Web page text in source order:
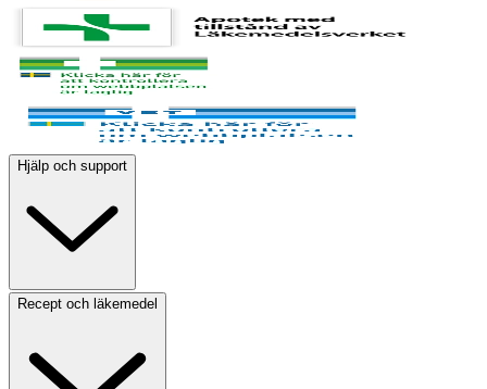
Hjälp och support
Recept och läkemedel